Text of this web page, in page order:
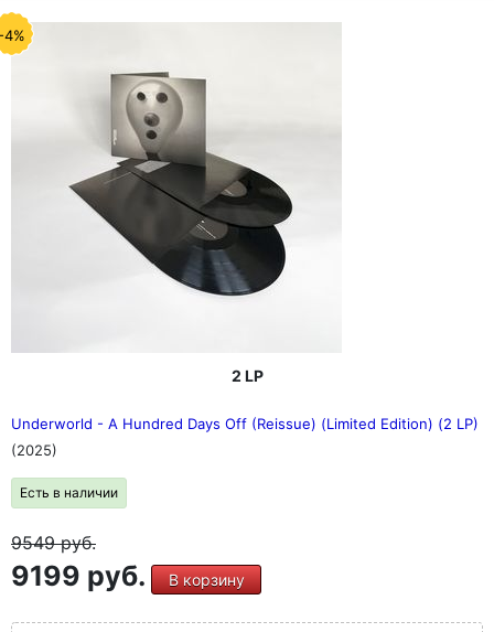
4%
2 LP
Underworld - A Hundred Days Off (Reissue) (Limited Edition) (2 LP)
(2025)
Есть в наличии
9549руб.
9199 руб. В корзину